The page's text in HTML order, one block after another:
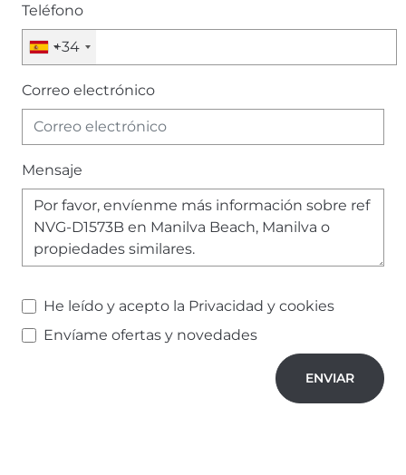
Teléfono
+34
Correo electrónico
Mensaje
He leído y acepto la Privacidad y cookies
Envíame ofertas y novedades
ENVIAR